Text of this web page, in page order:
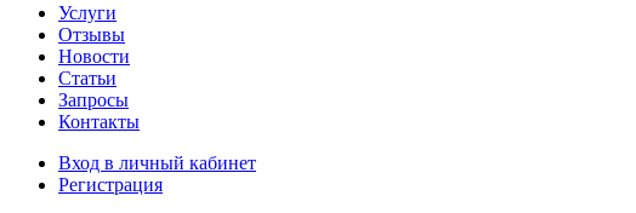
Услуги
Отзывы
Новости
Статьи
Запросы
Контакты
Вход в личный кабинет
Регистрация